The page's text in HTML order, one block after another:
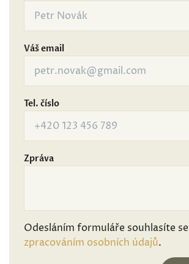
Váš email
Tel. číslo
Zpráva
Odesláním formuláře souhlasíte se
zpracováním osobních údajů.